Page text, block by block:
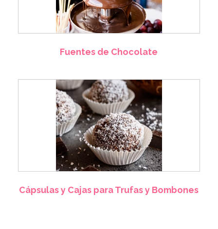
Fuentes de Chocolate
Cápsulas y Cajas para Trufas y Bombones